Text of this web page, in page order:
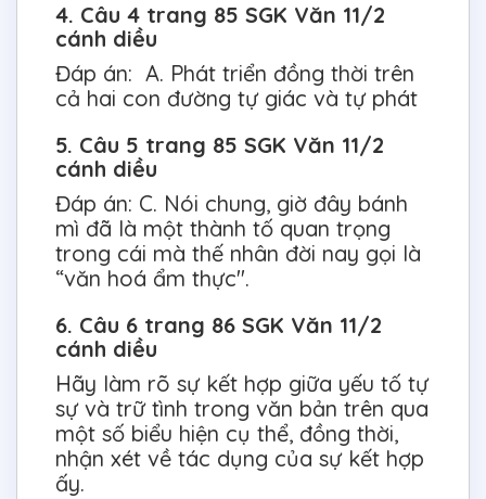
4. Câu 4 trang 85 SGK Văn 11/2
cánh diều
Đáp án: A. Phát triển đồng thời trên
cả hai con đường tự giác và tự phát
5. Câu 5 trang 85 SGK Văn 11/2
cánh diều
Đáp án: C. Nói chung, giờ đây bánh
mì đã là một thành tố quan trọng
trong cái mà thế nhân đời nay gọi là
“văn hoá ẩm thực".
6. Câu 6 trang 86 SGK Văn 11/2
cánh diều
Hãy làm rõ sự kết hợp giữa yếu tố tự
sự và trữ tình trong văn bản trên qua
một số biểu hiện cụ thể, đồng thời,
nhận xét về tác dụng của sự kết hợp
ấy.